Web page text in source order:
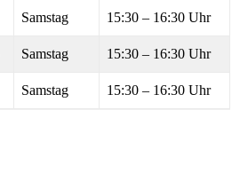
Samstag 15:30 – 16:30 Uhr
Samstag 15:30 – 16:30 Uhr
Samstag 15:30 – 16:30 Uhr